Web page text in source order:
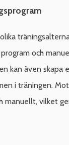
och
kan även skapa
i träningen.
manuellt, vilket